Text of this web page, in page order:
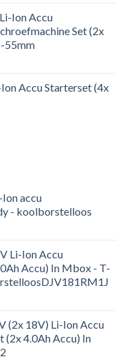
Ion Accu
Set (2x
55mm
Accu Starterset (4x
accu
- koolborstelloos
Li-Ion Accu
Accu) In Mbox - T-
(2x 18V) Li-Ion Accu
(2x 4.0Ah Accu) In